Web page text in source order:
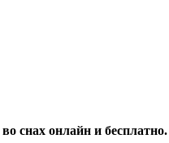
снах онлайн и бесплатно.